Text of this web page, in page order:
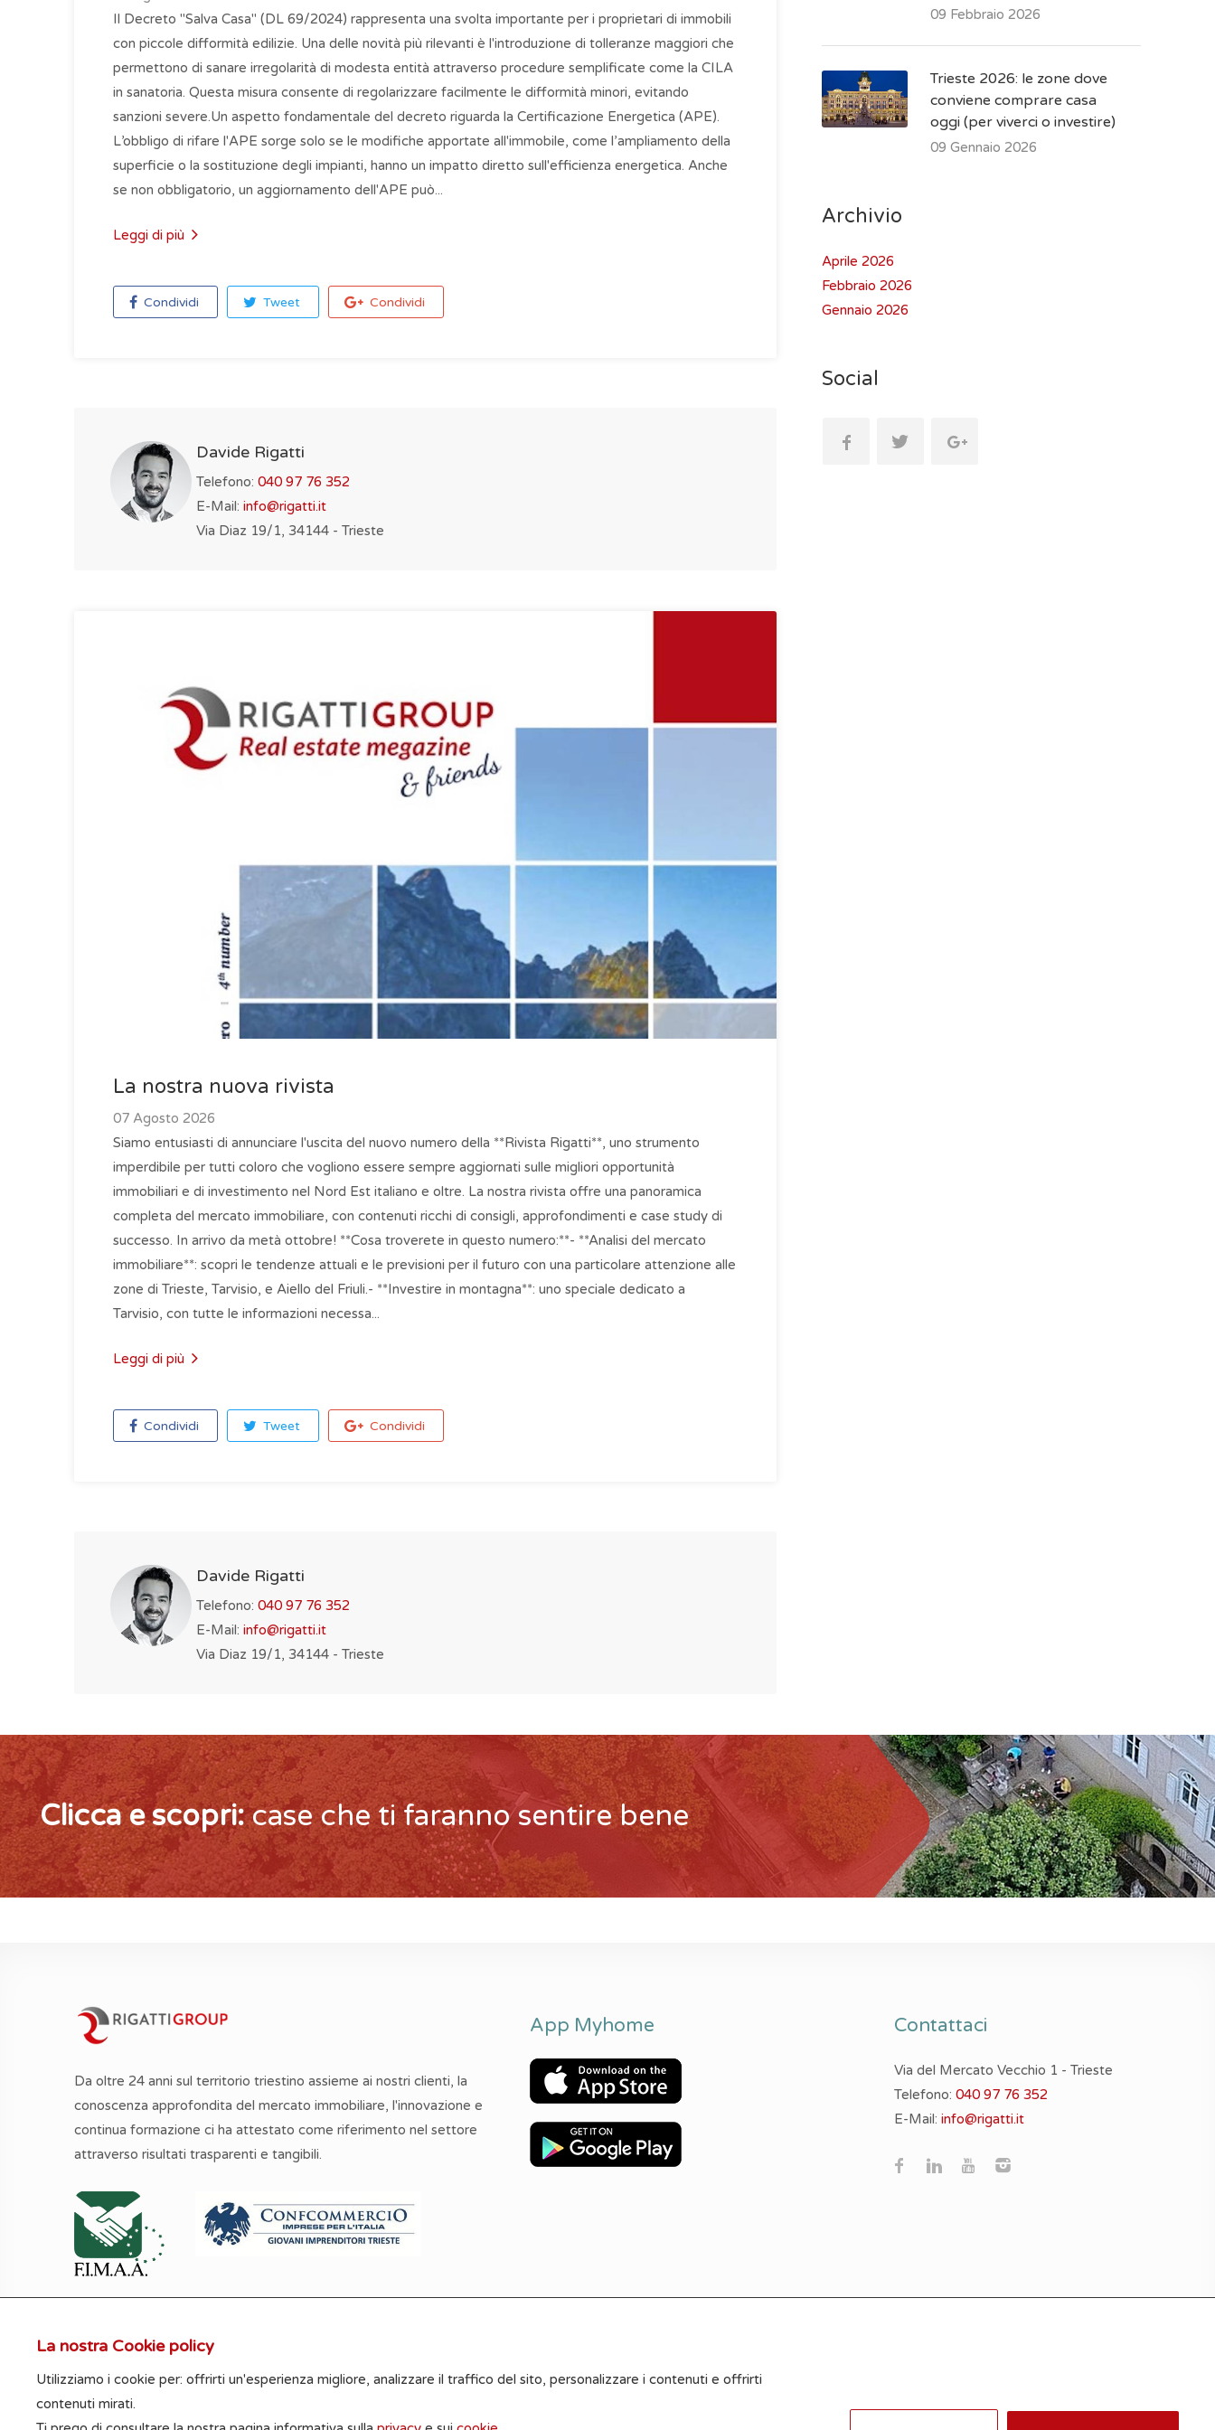
Il Decreto "Salva Casa" (DL 69/2024) rappresenta una svolta importante per i proprietari di immobili
con piccole difformità edilizie. Una delle novità più rilevanti è l'introduzione di tolleranze maggiori che
permettono di sanare irregolarità di modesta entità attraverso procedure semplificate come la CILA
in sanatoria. Questa misura consente di regolarizzare facilmente le difformità minori, evitando
sanzioni severe.Un aspetto fondamentale del decreto riguarda la Certificazione Energetica (APE).
L’obbligo di rifare l'APE sorge solo se le modifiche apportate all'immobile, come l’ampliamento della
superficie o la sostituzione degli impianti, hanno un impatto diretto sull'efficienza energetica. Anche
se non obbligatorio, un aggiornamento dell'APE può...
Leggi di più
Condividi Tweet Condividi
Davide Rigatti
Telefono: 040 97 76 352
E-Mail: info@rigatti.it
Via Diaz 19/1, 34144 - Trieste
La nostra nuova rivista
07 Agosto 2026
Siamo entusiasti di annunciare l'uscita del nuovo numero della **Rivista Rigatti**, uno strumento
imperdibile per tutti coloro che vogliono essere sempre aggiornati sulle migliori opportunità
immobiliari e di investimento nel Nord Est italiano e oltre. La nostra rivista offre una panoramica
completa del mercato immobiliare, con contenuti ricchi di consigli, approfondimenti e case study di
successo. In arrivo da metà ottobre! **Cosa troverete in questo numero:**- **Analisi del mercato
immobiliare**: scopri le tendenze attuali e le previsioni per il futuro con una particolare attenzione alle
zone di Trieste, Tarvisio, e Aiello del Friuli.- **Investire in montagna**: uno speciale dedicato a
Tarvisio, con tutte le informazioni necessa...
Leggi di più
Condividi Tweet Condividi
Davide Rigatti
Telefono: 040 97 76 352
E-Mail: info@rigatti.it
Via Diaz 19/1, 34144 - Trieste
09 Febbraio 2026
Trieste 2026: le zone dove
conviene comprare casa
oggi (per viverci o investire)
09 Gennaio 2026
Archivio
Aprile 2026
Febbraio 2026
Gennaio 2026
Social
Clicca e scopri:case che ti faranno sentire bene
La nostra Cookie policy
Utilizziamo i cookie per: offrirti un'esperienza migliore, analizzare il traffico del sito, personalizzare i contenuti e offrirti
contenuti mirati.
Da oltre 24 anni sul territorio triestino assieme ai nostri clienti, la
conoscenza approfondita del mercato immobiliare, l'innovazione e
continua formazione ci ha attestato come riferimento nel settore
attraverso risultati trasparenti e tangibili.
App Myhome Contattaci
Via del Mercato Vecchio 1 - Trieste
Telefono:040 97 76 352
E-Mail: info@rigatti.it
Le informazioni, le metrature e le foto riportate nel sito sono indicative e le stesse non possono costituire nessun motivo di pretesa contrattuale e/o altro.